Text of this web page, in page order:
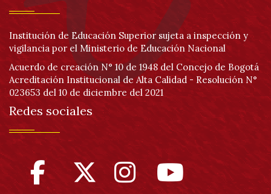
Institución de Educación Superior sujeta a inspección y
vigilancia por el Ministerio de Educación Nacional
Acuerdo de creación N° 10 de 1948 del Concejo de Bogotá
Acreditación Institucional de Alta Calidad - Resolución N°
023653 del 10 de diciembre del 2021
Redes sociales